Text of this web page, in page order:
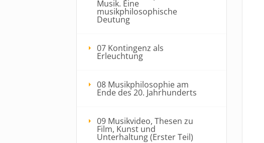
Musik. Eine
musikphilosophische
Deutung
07 Kontingenz als
Erleuchtung
08 Musikphilosophie am
Ende des 20. Jahrhunderts
09 Musikvideo, Thesen zu
Film, Kunst und
Unterhaltung (Erster Teil)